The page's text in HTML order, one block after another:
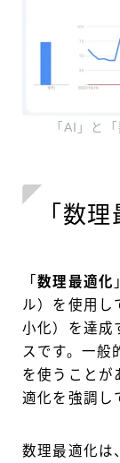
「AI」と
「数
「数理最適化
ル）を使用し
小化）を達成
スです。一般
を使うことが
適化を強調し
数理最適化は